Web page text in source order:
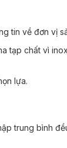
tin về đơn vị
tạp chất vì
lựa.
trung bình